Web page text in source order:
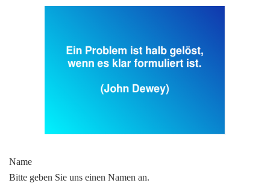
Name
Bitte geben Sie uns einen Namen an.